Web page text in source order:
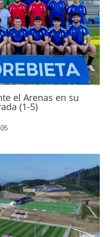
el Arenas en su
(1-5)